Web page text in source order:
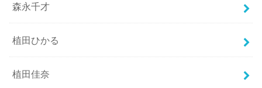
森永千才
植田ひかる
植田佳奈